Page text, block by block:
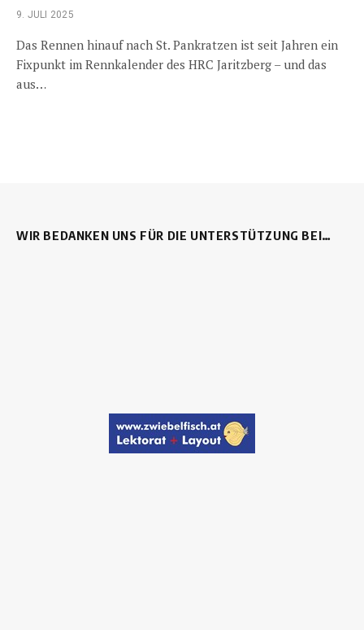
9. JULI 2025
Das Rennen hinauf nach St. Pankratzen ist seit Jahren ein
Fixpunkt im Rennkalender des HRC Jaritzberg – und das
aus…
WIR BEDANKEN UNS FÜR DIE UNTERSTÜTZUNG BEI…